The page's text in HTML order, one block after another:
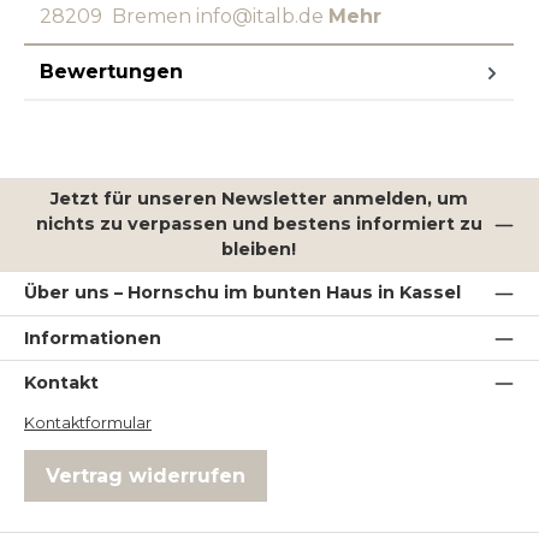
28209 Bremen info@italb.de Mehr
Bewertungen
Jetzt für unseren Newsletter anmelden, um
nichts zu verpassen und bestens informiert zu
bleiben!
Über uns – Hornschu im bunten Haus in Kassel
Informationen
Kontakt
Kontaktformular
Vertrag widerrufen